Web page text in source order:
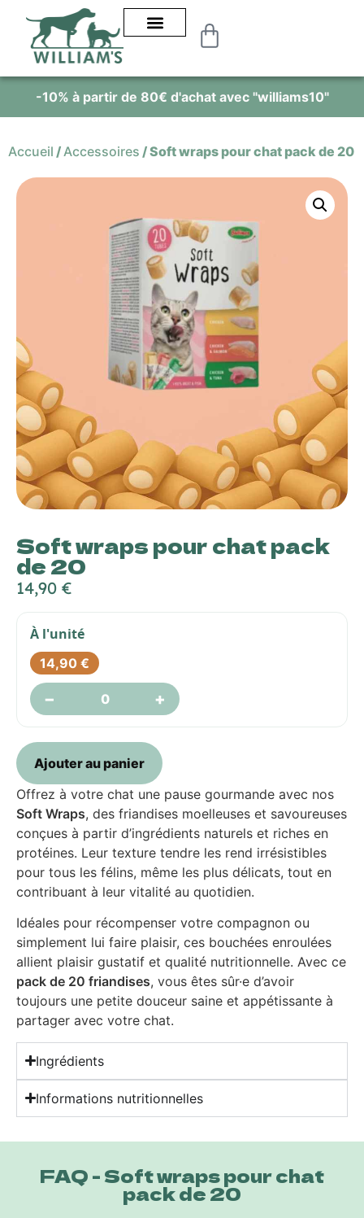
-10% à partir de 80€ d'achat avec "williams10"
Accueil / Accessoires /Soft wraps pour chat pack de 20
Soft wraps pour chat pack
de 20
14,90 €
À l'unité
14,90 €
− +
Ajouter au panier
Offrez à votre chat une pause gourmande avec nos
Soft Wraps, des friandises moelleuses et savoureuses
conçues à partir d’ingrédients naturels et riches en
protéines. Leur texture tendre les rend irrésistibles
pour tous les félins, même les plus délicats, tout en
contribuant à leur vitalité au quotidien.
Idéales pour récompenser votre compagnon ou
simplement lui faire plaisir, ces bouchées enroulées
allient plaisir gustatif et qualité nutritionnelle. Avec ce
pack de 20 friandises, vous êtes sûr·e d’avoir
toujours une petite douceur saine et appétissante à
partager avec votre chat.
Ingrédients
Informations nutritionnelles
FAQ - Soft wraps pour chat
pack de 20